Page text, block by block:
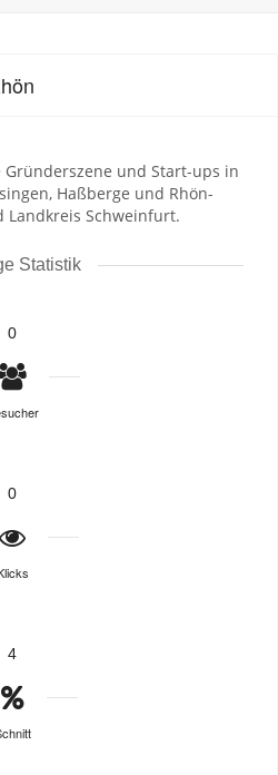
und Start-ups in
Haßberge und Rhön-
Landkreis Schweinfurt.
Statistik
0
0
4